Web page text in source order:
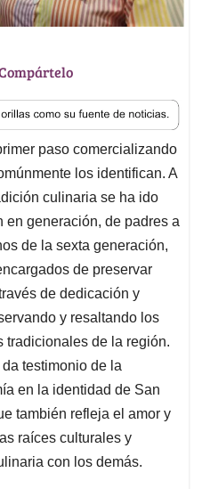
paso comercializando
los identifican. A
culinaria se ha ido
generación, de padres a
de la sexta generación,
de preservar
de dedicación y
y resaltando los
tradicionales de la región.
testimonio de la
en la identidad de San
también refleja el amor y
raíces culturales y
con los demás.